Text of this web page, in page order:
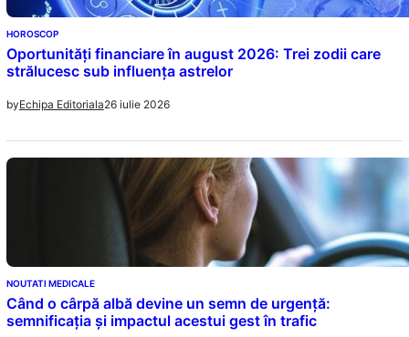
HOROSCOP
Oportunități financiare în august 2026: Trei zodii care
strălucesc sub influența astrelor
byEchipa Editoriala26 iulie 2026
NOUTATI MEDICALE
Când o cârpă albă devine un semn de urgență:
semnificația și impactul acestui gest în trafic